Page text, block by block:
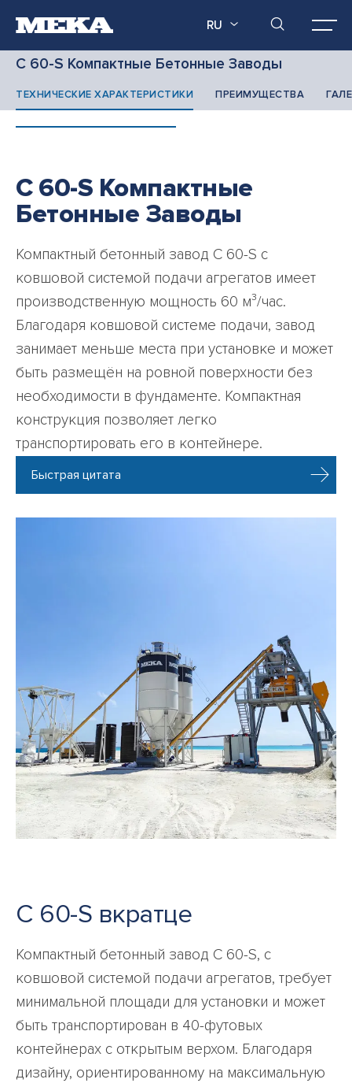
RU
C 60-S Компактные Бетонные Заводы
ТЕХНИЧЕСКИЕ ХАРАКТЕРИСТИКИ ПРЕИМУЩЕСТВА
C 60-S Компактные
Бетонные Заводы
Компактный бетонный завод C 60-S с
ковшовой системой подачи агрегатов имеет
производственную мощность 60 м³/час.
Благодаря ковшовой системе подачи, завод
занимает меньше места при установке и может
быть размещён на ровной поверхности без
необходимости в фундаменте. Компактная
конструкция позволяет легко
транспортировать его в контейнере.
Быстрая цитата
C 60-S вкратце
Компактный бетонный завод C 60-S, с
ковшовой системой подачи агрегатов, требует
минимальной площади для установки и может
быть транспортирован в 40-футовых
контейнерах с открытым верхом. Благодаря
дизайну, ориентированному на максимальную